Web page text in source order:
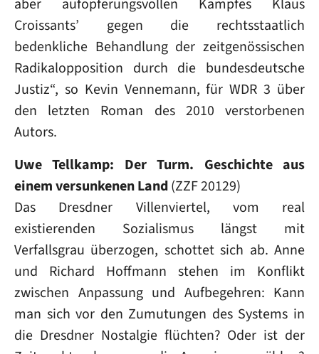
aber aufopferungsvollen Kampfes Klaus
Croissants’ gegen die rechtsstaatlich
bedenkliche Behandlung der zeitgenössischen
Radikalopposition durch die bundesdeutsche
Justiz“, so Kevin Vennemann, für WDR 3 über
den letzten Roman des 2010 verstorbenen
Autors.
Uwe Tellkamp: Der Turm. Geschichte aus
einem versunkenen Land(ZZF 20129)
Das Dresdner Villenviertel, vom real
existierenden Sozialismus längst mit
Verfallsgrau überzogen, schottet sich ab. Anne
und Richard Hoffmann stehen im Konflikt
zwischen Anpassung und Aufbegehren: Kann
man sich vor den Zumutungen des Systems in
die Dresdner Nostalgie flüchten? Oder ist der